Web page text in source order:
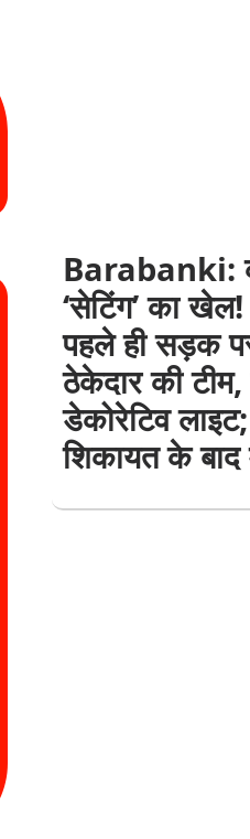
Barabanki:
‘सेटिंग’ का
पहले ही सड़क
ठेकेदार की टीम,
डेकोरेटिव
शिकायत के